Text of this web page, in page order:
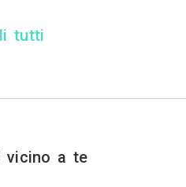
tutti
vicino a te